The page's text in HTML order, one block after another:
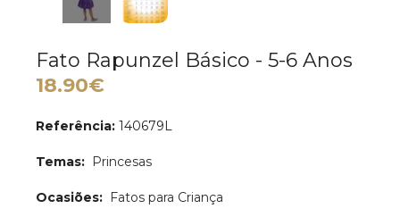
Fato Rapunzel Básico - 5-6 Anos
18.90€
Referência: 140679L
Temas: Princesas
Ocasiões: Fatos para Criança